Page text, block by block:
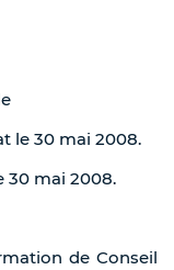
le 30 mai 2008.
30 mai 2008.
de Conseil